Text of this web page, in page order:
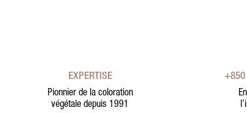
EXPERTISE
Pionnier de la coloration
végétale depuis 1991
+850